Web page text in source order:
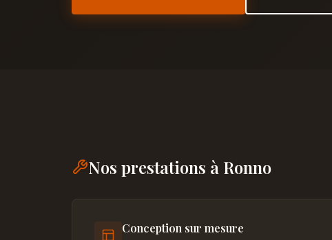
Nos prestations à Ronno
Conception sur mesure